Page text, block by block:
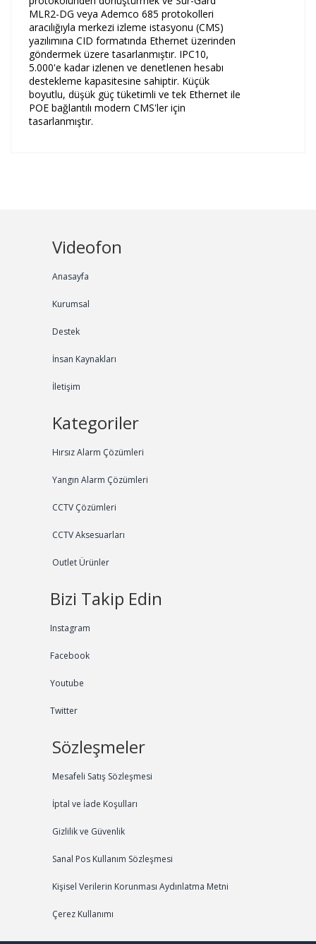
MLR2-DG veya Ademco 685 protokolleri
aracılığıyla merkezi izleme istasyonu (CMS)
yazılımına CID formatında Ethernet üzerinden
göndermek üzere tasarlanmıştır. IPC10,
5.000'e kadar izlenen ve denetlenen hesabı
destekleme kapasitesine sahiptir. Küçük
boyutlu, düşük güç tüketimli ve tek Ethernet ile
POE bağlantılı modern CMS'ler için
tasarlanmıştır.
Videofon
Anasayfa
Kurumsal
Destek
İnsan Kaynakları
İletişim
Kategoriler
Hırsız Alarm Çözümleri
Yangın Alarm Çözümleri
CCTV Çözümleri
CCTV Aksesuarları
Outlet Ürünler
Bizi Takip Edin
Instagram
Facebook
Youtube
Twitter
Sözleşmeler
Mesafeli Satış Sözleşmesi
İptal ve İade Koşulları
Gizlilik ve Güvenlik
Sanal Pos Kullanım Sözleşmesi
Kişisel Verilerin Korunması Aydınlatma Metni
Çerez Kullanımı